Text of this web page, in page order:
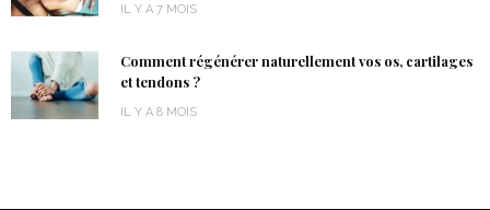
IL Y A 7 MOIS
Comment régénérer naturellement vos os, cartilages
et tendons ?
IL Y A 8 MOIS